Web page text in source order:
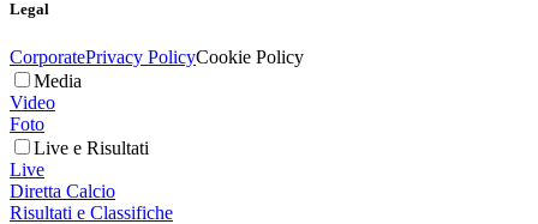
Legal
CorporatePrivacy PolicyCookie Policy
Media
Video
Foto
Live e Risultati
Live
Diretta Calcio
Risultati e Classifiche